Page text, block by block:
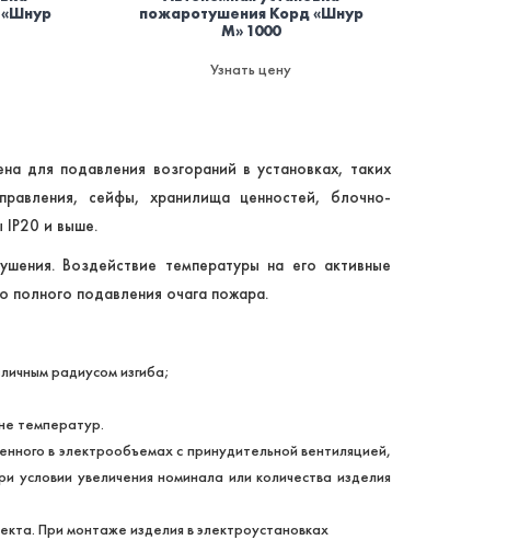
пожаротушения Корд «Шнур
М» 1000
Узнать цену
для подавления возгораний в установках, таких
сейфы, хранилища ценностей, блочно-
IP20 и выше.
Воздействие температуры на его активные
полного подавления очага пожара.
радиусом изгиба;
температур.
в электрообъемах с принудительной вентиляцией,
увеличения номинала или количества изделия
При монтаже изделия в электроустановках